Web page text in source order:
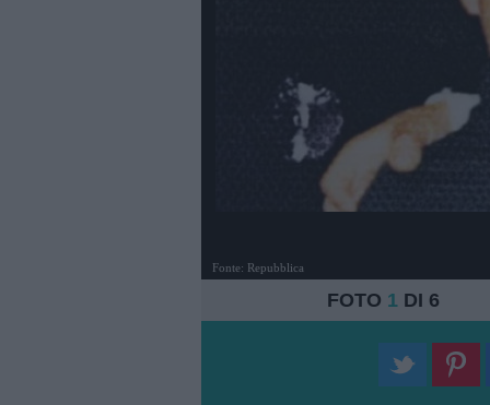
Fonte: Repubblica
FOTO 1 DI 6